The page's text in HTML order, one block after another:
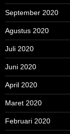
September 2020
Agustus 2020
Juli 2020
Juni 2020
April 2020
Maret 2020
Februari 2020